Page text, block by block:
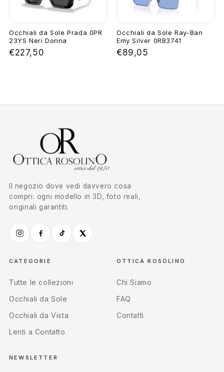
Occhiali da Sole Prada 0PR
23YS Neri Donna
€227,50
Occhiali da Sole Ray-Ban
Emy Silver 0RB3741
€89,05
Il negozio dove vedi davvero cosa
compri: ogni modello in 3D, foto reali,
originali garantiti.
CATEGORIE
Tutte le collezioni
Occhiali da Sole
Occhiali da Vista
Lenti a Contatto
OTTICA ROSOLINO
Chi Siamo
FAQ
Contatti
NEWSLETTER